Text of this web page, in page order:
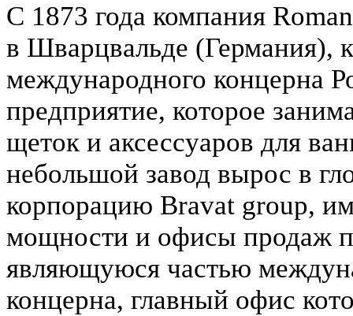
С 1873 года компания
в Шварцвальде (Германия),
международного концерна
предприятие, которое
щеток и аксессуаров для
небольшой завод вырос в
корпорацию Bravat group,
мощности и офисы продаж
являющуюся частью
концерна, главный офис